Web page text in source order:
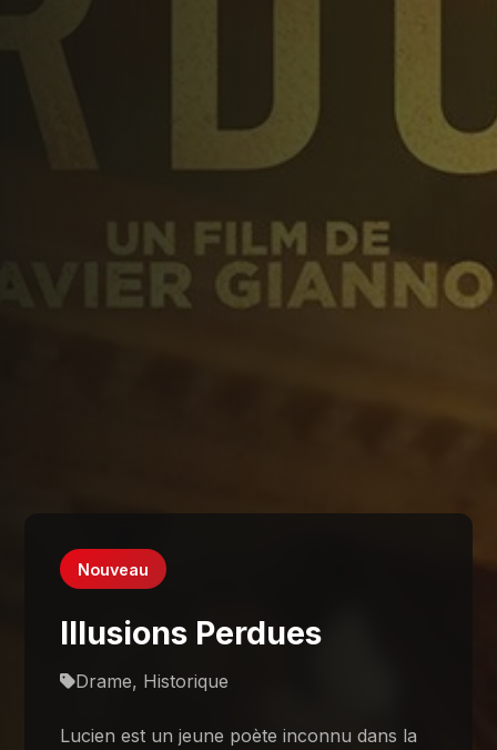
Nouveau
Illusions Perdues
Drame, Historique
Lucien est un jeune poète inconnu dans la